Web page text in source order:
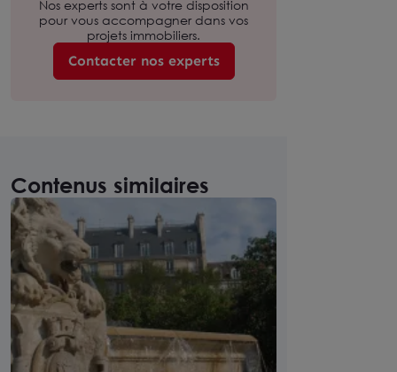
Nos experts sont à votre disposition
pour vous accompagner dans vos
projets immobiliers.
Contacter nos experts
Contenus similaires